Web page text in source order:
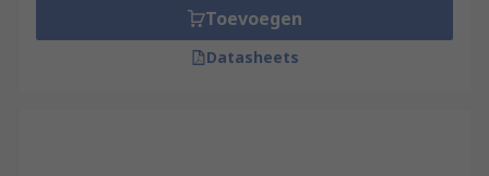
Toevoegen
Datasheets